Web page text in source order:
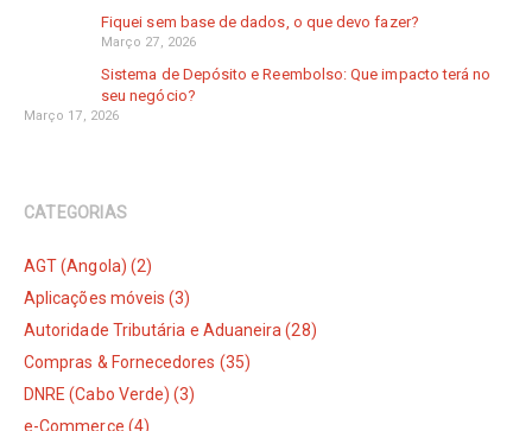
Fiquei sem base de dados, o que devo fazer?
Março 27, 2026
Sistema de Depósito e Reembolso: Que impacto terá no
seu negócio?
Março 17, 2026
CATEGORIAS
AGT (Angola) (2)
Aplicações móveis (3)
Autoridade Tributária e Aduaneira (28)
Compras & Fornecedores (35)
DNRE (Cabo Verde) (3)
e-Commerce (4)